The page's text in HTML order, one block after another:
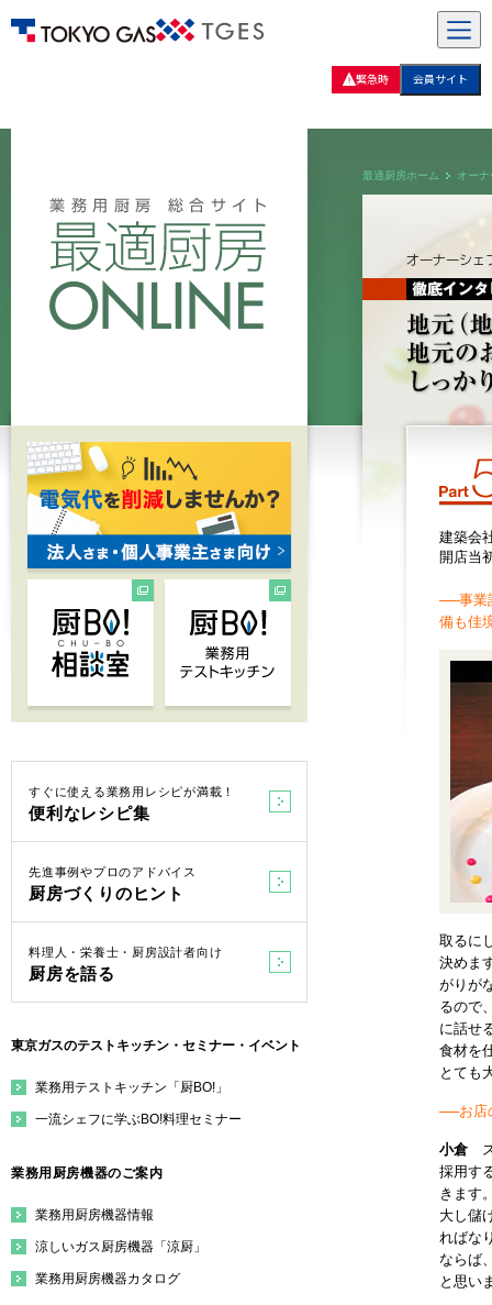
緊急時 会員サイト
最適厨房ホーム オー
建築会
開店当
──事業
備も佳
取るに
決めま
がりが
るので
に話せ
食材を
とても
──お店
小倉
採用す
きます
大し儲
ればな
ならば
と思い
すぐに使える業務用レシピが満載！
便利なレシピ集
先進事例やプロのアドバイス
厨房づくりのヒント
料理人・栄養士・厨房設計者向け
厨房を語る
東京ガスのテストキッチン・セミナー・イベント
業務用テストキッチン「厨BO!」
一流シェフに学ぶBO!料理セミナー
業務用厨房機器のご案内
業務用厨房機器情報
涼しいガス厨房機器「涼厨」
業務用厨房機器カタログ